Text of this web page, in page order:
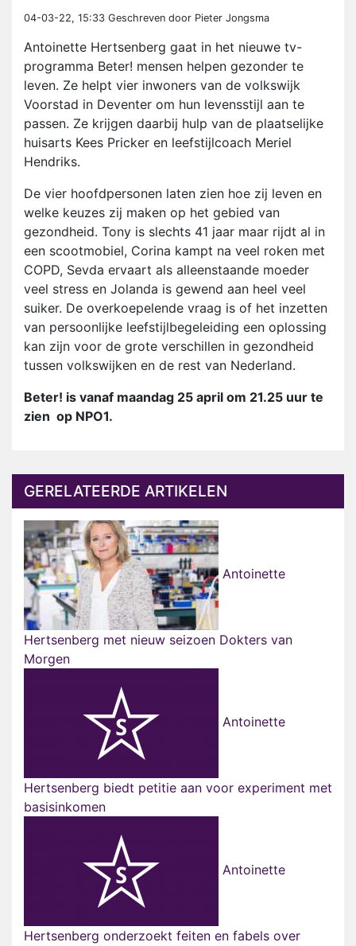
04-03-22, 15:33 Geschreven door Pieter Jongsma
Antoinette Hertsenberg gaat in het nieuwe tv-
programma Beter! mensen helpen gezonder te
leven. Ze helpt vier inwoners van de volkswijk
Voorstad in Deventer om hun levensstijl aan te
passen. Ze krijgen daarbij hulp van de plaatselijke
huisarts Kees Pricker en leefstijlcoach Meriel
Hendriks.
De vier hoofdpersonen laten zien hoe zij leven en
welke keuzes zij maken op het gebied van
gezondheid. Tony is slechts 41 jaar maar rijdt al in
een scootmobiel, Corina kampt na veel roken met
COPD, Sevda ervaart als alleenstaande moeder
veel stress en Jolanda is gewend aan heel veel
suiker. De overkoepelende vraag is of het inzetten
van persoonlijke leefstijlbegeleiding een oplossing
kan zijn voor de grote verschillen in gezondheid
tussen volkswijken en de rest van Nederland.
Beter! is vanaf maandag 25 april om 21.25 uur te
zien op NPO1.
GERELATEERDE ARTIKELEN
Antoinette
Hertsenberg met nieuw seizoen Dokters van
Morgen
Antoinette
Hertsenberg biedt petitie aan voor experiment met
basisinkomen
Antoinette
Hertsenberg onderzoekt feiten en fabels over